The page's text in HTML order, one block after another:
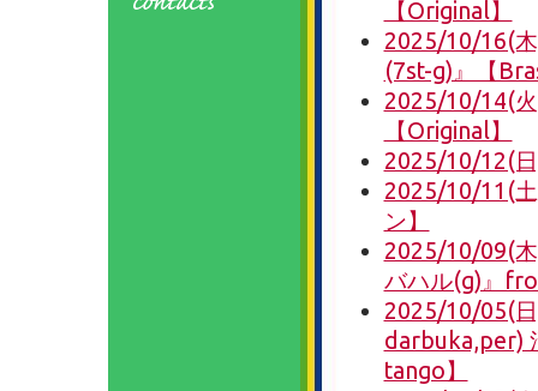
【Original】
2025/10/16(
(7st-g)』【
2025/10/14(
【Original】
2025/10/12(
2025/10/11(
ン】
2025/10/09(
バハル(g)』
2025/10/05(
darbuka,per)
tango】